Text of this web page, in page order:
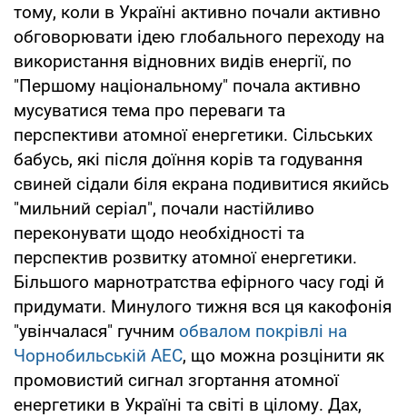
тому, коли в Україні активно почали активно
обговорювати ідею глобального переходу на
використання відновних видів енергії, по
"Першому національному" почала активно
мусуватися тема про переваги та
перспективи атомної енергетики. Сільських
бабусь, які після доїння корів та годування
свиней сідали біля екрана подивитися якийсь
"мильний серіал", почали настійливо
переконувати щодо необхідності та
перспектив розвитку атомної енергетики.
Більшого марнотратства ефірного часу годі й
придумати. Минулого тижня вся ця какофонія
"увінчалася" гучним обвалом покрівлі на
Чорнобильській АЕС, що можна розцінити як
промовистий сигнал згортання атомної
енергетики в Україні та світі в цілому. Дах,